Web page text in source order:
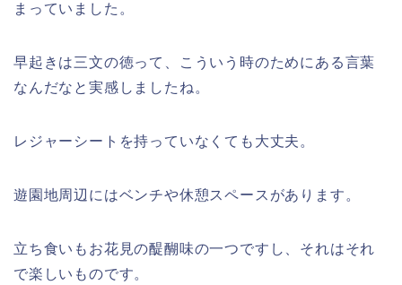
まっていました。
早起きは三文の徳って、こういう時のためにある言葉
なんだなと実感しましたね。
レジャーシートを持っていなくても大丈夫。
遊園地周辺にはベンチや休憩スペースがあります。
立ち食いもお花見の醍醐味の一つですし、それはそれ
で楽しいものです。